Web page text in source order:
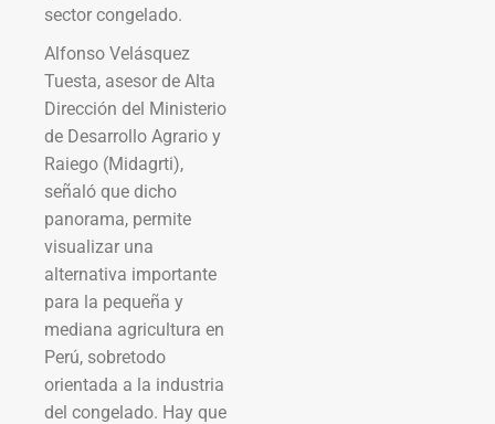
sector congelado.
Alfonso Velásquez
Tuesta, asesor de Alta
Dirección del Ministerio
de Desarrollo Agrario y
Raiego (Midagrti),
señaló que dicho
panorama, permite
visualizar una
alternativa importante
para la pequeña y
mediana agricultura en
Perú, sobretodo
orientada a la industria
del congelado. Hay que